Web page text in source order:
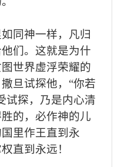
同神一样，凡归
们。这就是为什
世界虚浮荣耀的
旦试探他，“你若
探，乃是内心清
的，必作神的儿
里作王直到永
直到永远！